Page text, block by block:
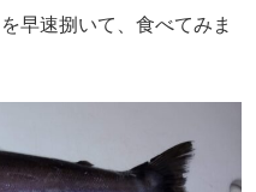
早速捌いて、食べてみま